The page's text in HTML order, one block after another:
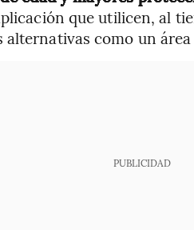
que utilicen, al
alternativas como un
PUBLICIDAD